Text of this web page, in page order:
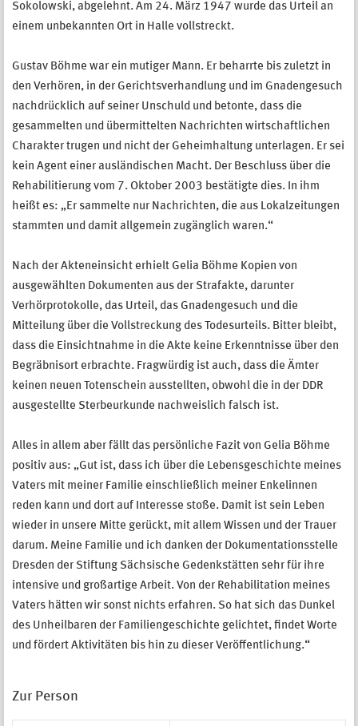
Sokolowski, abgelehnt. Am 24. März 1947 wurde das Urteil an
einem unbekannten Ort in Halle vollstreckt.
Gustav Böhme war ein mutiger Mann. Er beharrte bis zuletzt in
den Verhören, in der Gerichtsverhandlung und im Gnadengesuch
nachdrücklich auf seiner Unschuld und betonte, dass die
gesammelten und übermittelten Nachrichten wirtschaftlichen
Charakter trugen und nicht der Geheimhaltung unterlagen. Er sei
kein Agent einer ausländischen Macht. Der Beschluss über die
Rehabilitierung vom 7. Oktober 2003 bestätigte dies. In ihm
heißt es: „Er sammelte nur Nachrichten, die aus Lokalzeitungen
stammten und damit allgemein zugänglich waren.“
Nach der Akteneinsicht erhielt Gelia Böhme Kopien von
ausgewählten Dokumenten aus der Strafakte, darunter
Verhörprotokolle, das Urteil, das Gnadengesuch und die
Mitteilung über die Vollstreckung des Todesurteils. Bitter bleibt,
dass die Einsichtnahme in die Akte keine Erkenntnisse über den
Begräbnisort erbrachte. Fragwürdig ist auch, dass die Ämter
keinen neuen Totenschein ausstellten, obwohl die in der DDR
ausgestellte Sterbeurkunde nachweislich falsch ist.
Alles in allem aber fällt das persönliche Fazit von Gelia Böhme
positiv aus: „Gut ist, dass ich über die Lebensgeschichte meines
Vaters mit meiner Familie einschließlich meiner Enkelinnen
reden kann und dort auf Interesse stoße. Damit ist sein Leben
wieder in unsere Mitte gerückt, mit allem Wissen und der Trauer
darum. Meine Familie und ich danken der Dokumentationsstelle
Dresden der Stiftung Sächsische Gedenkstätten sehr für ihre
intensive und großartige Arbeit. Von der Rehabilitation meines
Vaters hätten wir sonst nichts erfahren. So hat sich das Dunkel
des Unheilbaren der Familiengeschichte gelichtet, findet Worte
und fördert Aktivitäten bis hin zu dieser Veröffentlichung.“
Zur Person